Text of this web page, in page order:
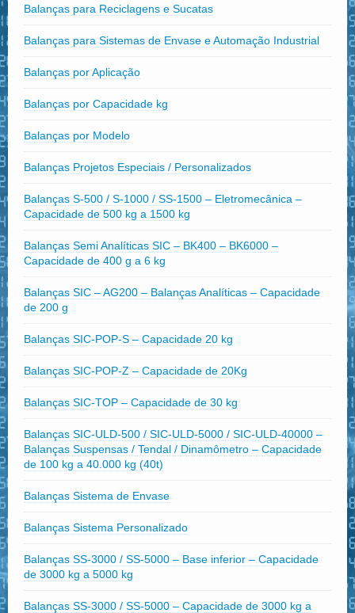
Balanças para Reciclagens e Sucatas
Balanças para Sistemas de Envase e Automação Industrial
Balanças por Aplicação
Balanças por Capacidade kg
Balanças por Modelo
Balanças Projetos Especiais / Personalizados
Balanças S-500 / S-1000 / SS-1500 – Eletromecânica –
Capacidade de 500 kg a 1500 kg
Balanças Semi Analíticas SIC – BK400 – BK6000 –
Capacidade de 400 g a 6 kg
Balanças SIC – AG200 – Balanças Analíticas – Capacidade
de 200 g
Balanças SIC-POP-S – Capacidade 20 kg
Balanças SIC-POP-Z – Capacidade de 20Kg
Balanças SIC-TOP – Capacidade de 30 kg
Balanças SIC-ULD-500 / SIC-ULD-5000 / SIC-ULD-40000 –
Balanças Suspensas / Tendal / Dinamômetro – Capacidade
de 100 kg a 40.000 kg (40t)
Balanças Sistema de Envase
Balanças Sistema Personalizado
Balanças SS-3000 / SS-5000 – Base inferior – Capacidade
de 3000 kg a 5000 kg
Balanças SS-3000 / SS-5000 – Capacidade de 3000 kg a